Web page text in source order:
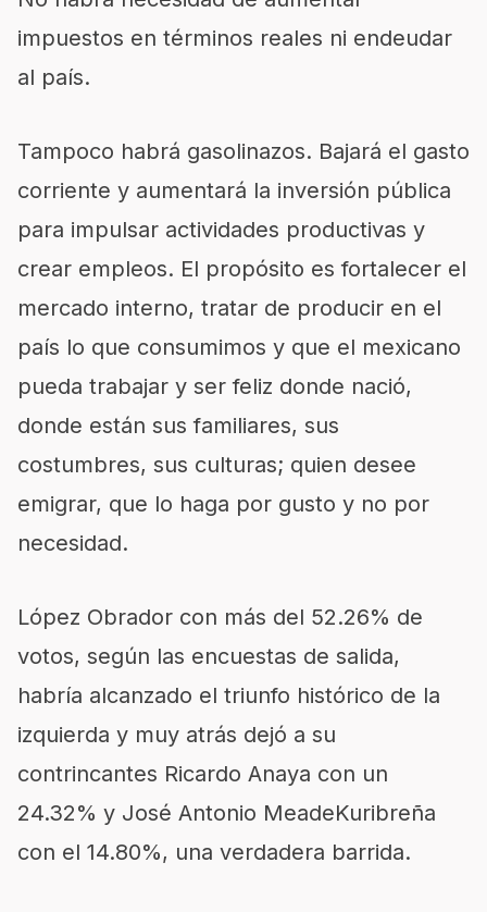
impuestos en términos reales ni endeudar
al país.
Tampoco habrá gasolinazos. Bajará el gasto
corriente y aumentará la inversión pública
para impulsar actividades productivas y
crear empleos. El propósito es fortalecer el
mercado interno, tratar de producir en el
país lo que consumimos y que el mexicano
pueda trabajar y ser feliz donde nació,
donde están sus familiares, sus
costumbres, sus culturas; quien desee
emigrar, que lo haga por gusto y no por
necesidad.
López Obrador con más del 52.26% de
votos, según las encuestas de salida,
habría alcanzado el triunfo histórico de la
izquierda y muy atrás dejó a su
contrincantes Ricardo Anaya con un
24.32% y José Antonio MeadeKuribreña
con el 14.80%, una verdadera barrida.